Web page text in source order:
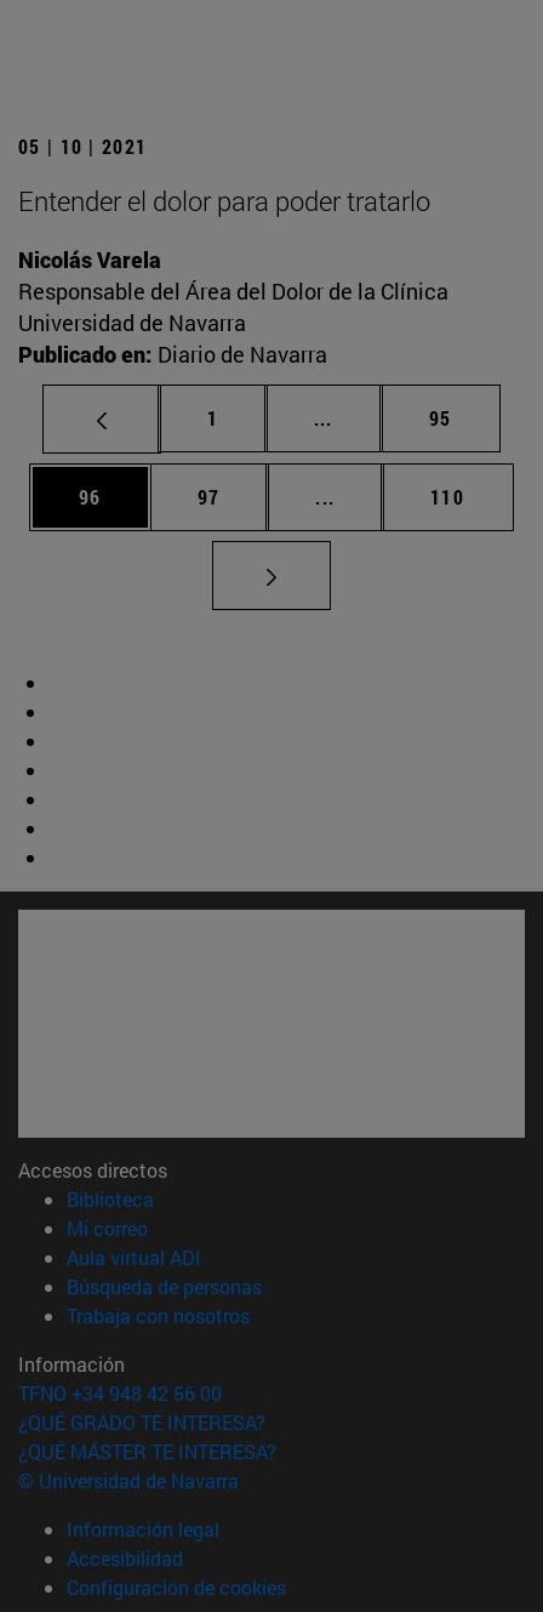
05 | 10 | 2021
Entender el dolor para poder tratarlo
Nicolás Varela
Responsable del Área del Dolor de la Clínica
Universidad de Navarra
Publicado en: Diario de Navarra
Página
1 ... Páginas intermedias
Página
95
Página
96 Página
97 ... Páginas intermedias
Página
110
Accesos directos
Biblioteca
Mi correo(abre en nueva ventana)
Aula virtual ADI
Búsqueda de personas(abre en nueva ventana)
Trabaja con nosotros(abre en nueva ventana)
Información
TFNO +34 948 42 56 00
¿QUÉ GRADO TE INTERESA?
¿QUÉ MÁSTER TE INTERESA?
© Universidad de Navarra
Información legal
Accesibilidad
Configuración de cookies